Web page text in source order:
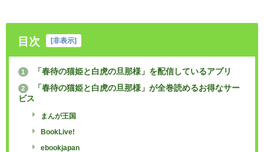
目次 非表示
1 「春待の猫姫と白虎の旦那様」を配信しているアプリ
2
「春待の猫姫と白虎の旦那様」が全巻読めるお得なサー
ビス
まんが王国
BookLive!
ebookjapan